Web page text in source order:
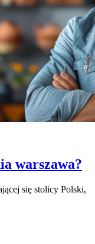
warszawa?
się stolicy Polski,